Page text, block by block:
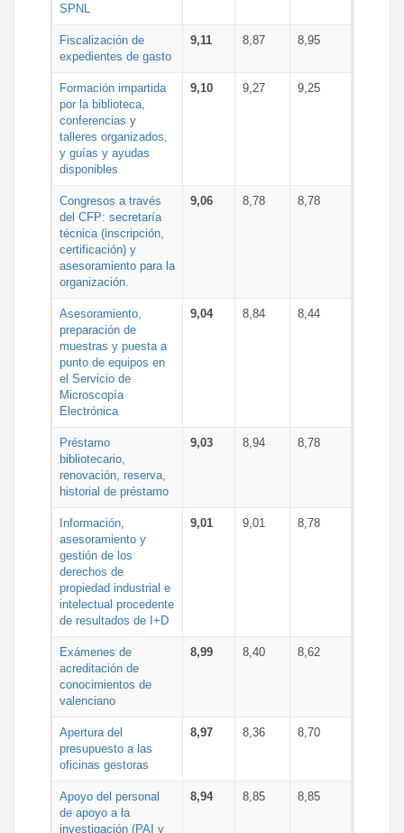
SPNL
Fiscalización de
expedientes de gasto
9,11 8,87 8,95
Formación impartida
por la biblioteca,
conferencias y
talleres organizados,
y guías y ayudas
disponibles
9,10 9,27 9,25
Congresos a través
del CFP: secretaría
técnica (inscripción,
certificación) y
asesoramiento para la
organización.
9,06 8,78 8,78
Asesoramiento,
preparación de
muestras y puesta a
punto de equipos en
el Servicio de
Microscopía
Electrónica
9,04 8,84 8,44
Préstamo
bibliotecario,
renovación, reserva,
historial de préstamo
9,03 8,94 8,78
Información,
asesoramiento y
gestión de los
derechos de
propiedad industrial e
intelectual procedente
de resultados de I+D
9,01 9,01 8,78
Exámenes de
acreditación de
conocimientos de
valenciano
8,99 8,40 8,62
Apertura del
presupuesto a las
oficinas gestoras
8,97 8,36 8,70
Apoyo del personal
de apoyo a la
investigación (PAI y
8,94 8,85 8,85